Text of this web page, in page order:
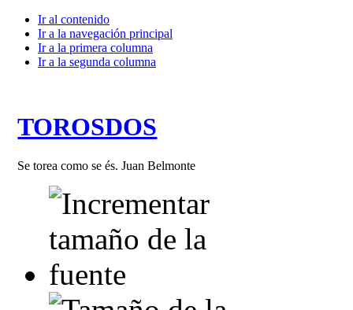
Ir al contenido
Ir a la navegación principal
Ir a la primera columna
Ir a la segunda columna
TOROSDOS
Se torea como se és. Juan Belmonte